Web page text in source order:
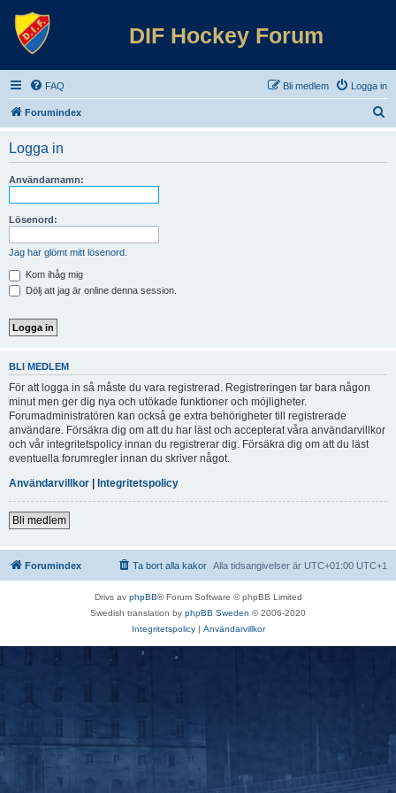
DIF Hockey Forum
FAQ Logga in
Bli medlem
Forumindex
Logga in
Användarnamn:
Lösenord:
Jag har glömt mitt lösenord.
Kom ihåg mig
Dölj att jag är online denna session.
BLI MEDLEM
För att logga in så måste du vara registrerad. Registreringen tar bara någon
minut men ger dig nya och utökade funktioner och möjligheter.
Forumadministratören kan också ge extra behörigheter till registrerade
användare. Försäkra dig om att du har läst och accepterat våra användarvillkor
och vår integritetspolicy innan du registrerar dig. Försäkra dig om att du läst
eventuella forumregler innan du skriver något.
Användarvillkor | Integritetspolicy
Bli medlem
Forumindex Alla tidsangivelser är UTC+01:00 UTC+1
Ta bort alla kakor
Drivs av phpBB® Forum Software © phpBB Limited
Swedish translation by phpBB Sweden © 2006-2020
Integritetspolicy| Användarvillkor